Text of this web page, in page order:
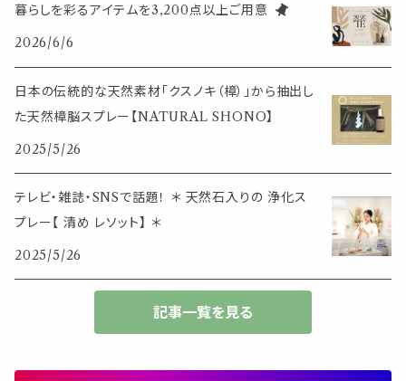
ミニサイズ
大きめサイズ
50個以上の大容量
ダブルクリップ・その他
筆記用具
スマホアイテム
生活アイテム
ブレスレット
その他
暮らしを彩るアイテムを3,200点以上ご用意
2026/6/6
日本の伝統的な天然素材「クスノキ（樟）」から抽出し
た天然樟脳スプレー【NATURAL SHONO】
2025/5/26
テレビ・雑誌・SNSで話題！ ＊ 天然石入りの 浄化ス
プレー【 清め レソット】 ＊
2025/5/26
記事一覧を見る